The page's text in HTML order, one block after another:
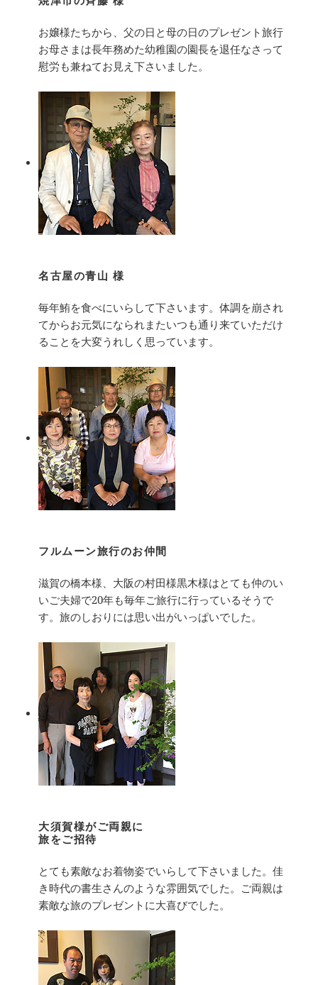
お嬢様たちから、父の日と母の日のプレゼント旅行
お母さまは長年務めた幼稚園の園長を退任なさって
慰労も兼ねてお見え下さいました。
名古屋の青山 様
毎年鮪を食べにいらして下さいます。体調を崩され
てからお元気になられまたいつも通り来ていただけ
ることを大変うれしく思っています。
フルムーン旅行のお仲間
滋賀の橋本様、大阪の村田様黒木様はとても仲のい
いご夫婦で20年も毎年ご旅行に行っているそうで
す。旅のしおりには思い出がいっぱいでした。
大須賀様がご両親に
旅をご招待
とても素敵なお着物姿でいらして下さいました。佳
き時代の書生さんのような雰囲気でした。ご両親は
素敵な旅のプレゼントに大喜びでした。